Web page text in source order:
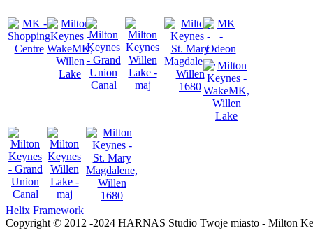
Helix Framework
Copyright © 2012 -2024 HARNAS Studio Twoje miasto - Milton